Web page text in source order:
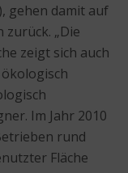
gehen damit auf
zurück. „Die
zeigt sich auch
Im Jahr 2010
rund
Fläche